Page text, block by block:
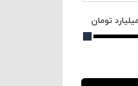
‌‌‌‌میلیارد تومان